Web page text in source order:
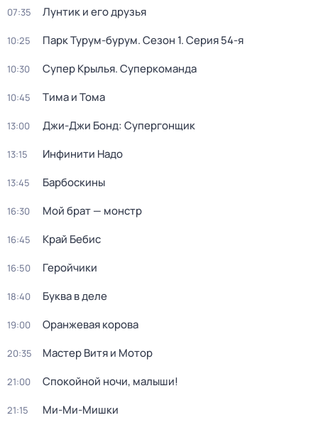
07:35 Лунтик и его друзья
10:25 Парк Турум-бурум. Сезон 1. Серия 54-я
10:30 Супер Крылья. Суперкоманда
10:45 Тима и Тома
13:00 Джи-Джи Бонд: Супергонщик
13:15 Инфинити Надо
13:45 Барбоскины
16:30 Мой брат — монстр
16:45 Край Бебис
16:50 Геройчики
18:40 Буква в деле
19:00 Оранжевая корова
20:35 Мастер Витя и Мотор
21:00 Спокойной ночи, малыши!
21:15 Ми-Ми-Мишки